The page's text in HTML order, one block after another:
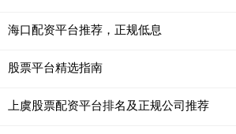
海口配资平台推荐，正规低息
股票平台精选指南
上虞股票配资平台排名及正规公司推荐